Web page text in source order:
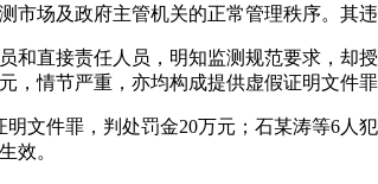
市场及政府主管机关的正常管理秩序。其
和直接责任人员，明知监测规范要求，却
，情节严重，亦均构成提供虚假证明文件罪
明文件罪，判处罚金20万元；石某涛等6人
效。